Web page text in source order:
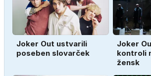
Joker Out ustvarili
poseben slovarček
Joker
kontroli
žensk